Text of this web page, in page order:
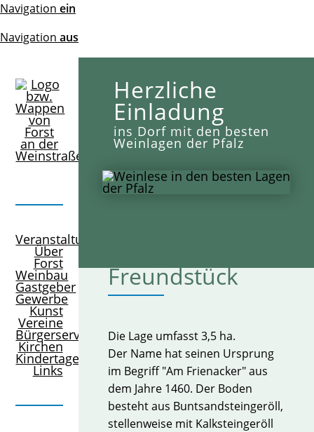
Navigation ein
Navigation aus
Veranstaltungen
Über
Forst
Weinbau
Gastgeber
Gewerbe
Kunst
Vereine
Bürgerservice
Kirchen
Kindertagesstätte
Links
Herzliche
Einladung
ins Dorf mit den besten
Weinlagen der Pfalz
Freundstück
Die Lage umfasst 3,5 ha.
Der Name hat seinen Ursprung
im Begriff "Am Frienacker" aus
dem Jahre 1460. Der Boden
besteht aus Buntsandsteingeröll,
stellenweise mit Kalksteingeröll